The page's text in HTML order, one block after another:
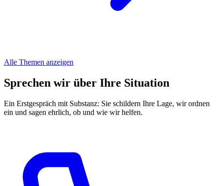
Alle Themen anzeigen
Sprechen wir über Ihre Situation
Ein Erstgespräch mit Substanz: Sie schildern Ihre Lage, wir ordnen
ein und sagen ehrlich, ob und wie wir helfen.